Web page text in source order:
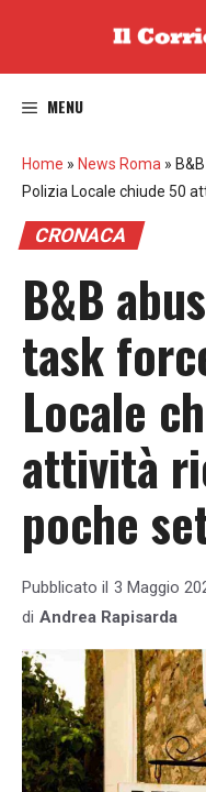
MENU
Home » News Roma »
Polizia Locale chiude 50
CRONACA
B&B
task
Locale
attività
poche
Pubblicato il 3 Maggio
di Andrea Rapisarda